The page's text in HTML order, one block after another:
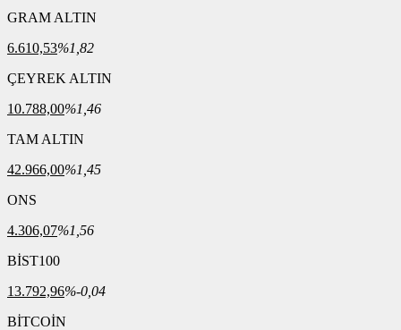
GRAM ALTIN
6.610,53%1,82
ÇEYREK ALTIN
10.788,00%1,46
TAM ALTIN
42.966,00%1,45
ONS
4.306,07%1,56
BİST100
13.792,96%-0,04
BİTCOİN